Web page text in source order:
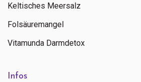
Keltisches Meersalz
Folsäuremangel
Vitamunda Darmdetox
Infos